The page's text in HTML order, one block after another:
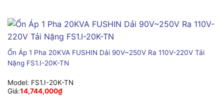
Ổn Áp 1 Pha 20KVA FUSHIN Dải 90V~250V Ra 110V-220V Tải
Nặng FS1.I-20K-TN
Model: FS1.I-20K-TN
Giá:14,744,000₫